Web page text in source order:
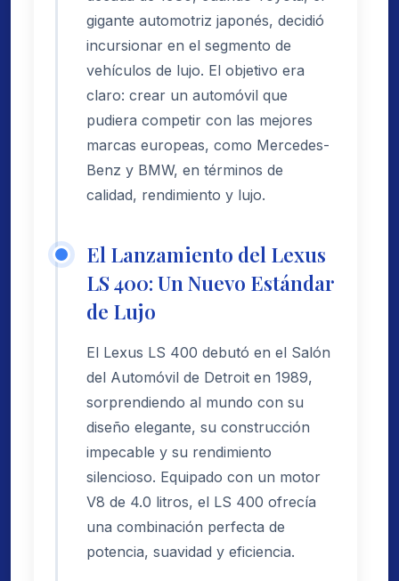
gigante automotriz japonés, decidió
incursionar en el segmento de
vehículos de lujo. El objetivo era
claro: crear un automóvil que
pudiera competir con las mejores
marcas europeas, como Mercedes-
Benz y BMW, en términos de
calidad, rendimiento y lujo.
El Lanzamiento del Lexus
LS 400: Un Nuevo Estándar
de Lujo
El Lexus LS 400 debutó en el Salón
del Automóvil de Detroit en 1989,
sorprendiendo al mundo con su
diseño elegante, su construcción
impecable y su rendimiento
silencioso. Equipado con un motor
V8 de 4.0 litros, el LS 400 ofrecía
una combinación perfecta de
potencia, suavidad y eficiencia.